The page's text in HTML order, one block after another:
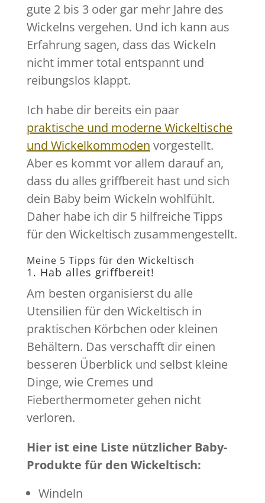
gute 2 bis 3 oder gar mehr Jahre des
Wickelns vergehen. Und ich kann aus
Erfahrung sagen, dass das Wickeln
nicht immer total entspannt und
reibungslos klappt.
Ich habe dir bereits ein paar
praktische und moderne Wickeltische
und Wickelkommoden vorgestellt.
Aber es kommt vor allem darauf an,
dass du alles griffbereit hast und sich
dein Baby beim Wickeln wohlfühlt.
Daher habe ich dir 5 hilfreiche Tipps
für den Wickeltisch zusammengestellt.
Meine 5 Tipps für den Wickeltisch
1. Hab alles griffbereit!
Am besten organisierst du alle
Utensilien für den Wickeltisch in
praktischen Körbchen oder kleinen
Behältern. Das verschafft dir einen
besseren Überblick und selbst kleine
Dinge, wie Cremes und
Fieberthermometer gehen nicht
verloren.
Hier ist eine Liste nützlicher Baby-
Produkte für den Wickeltisch:
Windeln